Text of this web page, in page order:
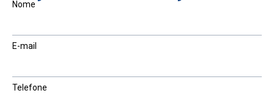
Nome
E-mail
Telefone